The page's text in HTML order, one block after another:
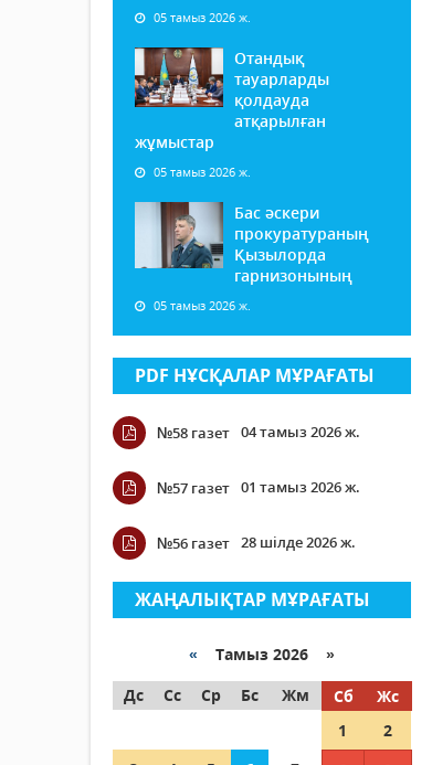
05 тамыз 2026 ж.
Отандық
тауарларды
қолдауда
атқарылған
жұмыстар
05 тамыз 2026 ж.
Бас әскери
прокуратураның
Қызылорда
гарнизонының
05 тамыз 2026 ж.
PDF НҰСҚАЛАР МҰРАҒАТЫ
№58 газет 04 тамыз 2026 ж.
№57 газет 01 тамыз 2026 ж.
№56 газет 28 шілде 2026 ж.
ЖАҢАЛЫҚТАР МҰРАҒАТЫ
« Тамыз 2026 »
Дс
Сс Ср Бс Жм Сб
Жс
1
2